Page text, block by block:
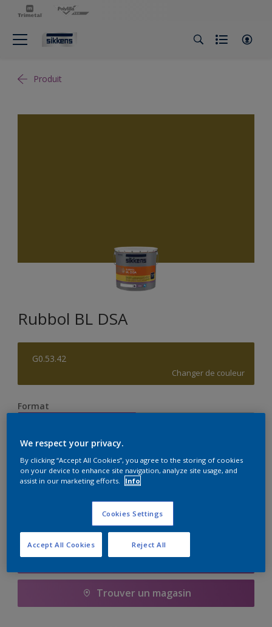
Produit
Rubbol BL DSA
G0.53.42
Changer de couleur
Format
Quantité Calculateur de peinture
Ajouter à la liste d’achats
Trouver un magasin
We respect your privacy.
By clicking “Accept All Cookies”, you agree to the storing of cookies
on your device to enhance site navigation, analyze site usage, and
assist in our marketing efforts.
Info
Cookies Settings
Reject All
Accept All Cookies